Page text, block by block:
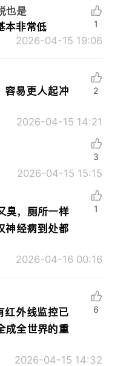
也是
本非常低
2026-04-15 19:06
1
容易更人起冲
2026-04-15 14:21
2
2026-04-15 15:15
3
臭，厕所一样
神经病到处都
2026-04-16 00:16
1
红外线监控已
成全世界的重
2026-04-15 14:32
6